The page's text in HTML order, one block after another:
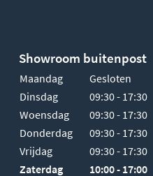
Showroom buitenpost
Maandag
Gesloten
Dinsdag
09:30 - 17:30
Woensdag
09:30 - 17:30
Donderdag
09:30 - 17:30
Vrijdag
09:30 - 17:30
Zaterdag
10:00 - 17:00